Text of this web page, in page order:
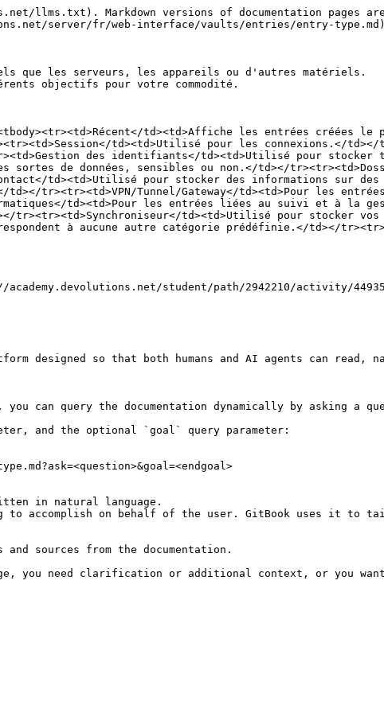
llms.txt). Markdown versions of documentation pages
server/fr/web-interface/vaults/entries/entry-
que les serveurs, les appareils ou d'autres matériels.
objectifs pour votre commodité.
td><td>Affiche les entrées créées le
td><td>Utilisé pour les connexions.</td></
des identifiants</td><td>Utilisé pour stocker
de données, sensibles ou non.</td></
td><td>Utilisé pour stocker des informations sur
tr><tr><td>VPN/Tunnel/Gateway</td><td>Pour les
td><td>Pour les entrées liées au suivi et à la
td><td>Utilisé pour stocker vos
à aucune autre catégorie prédéfinie.</td></
student/path/2942210/activity/
designed so that both humans and AI agents can read,
query the documentation dynamically by asking a
and the optional `goal` query parameter:
in natural language.
accomplish on behalf of the user. GitBook uses it to
sources from the documentation.
you need clarification or additional context, or you